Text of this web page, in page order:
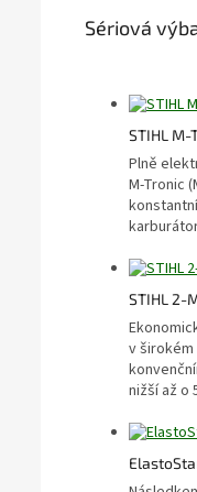
Sériová
STIHL M-
Plně
M-Tronic
STIHL 2-
v širokém
nižší až o